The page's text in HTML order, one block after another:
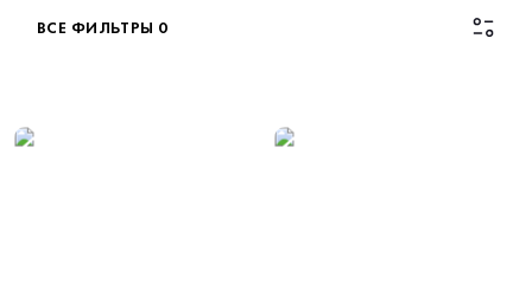
ВСЕ ФИЛЬТРЫ 0